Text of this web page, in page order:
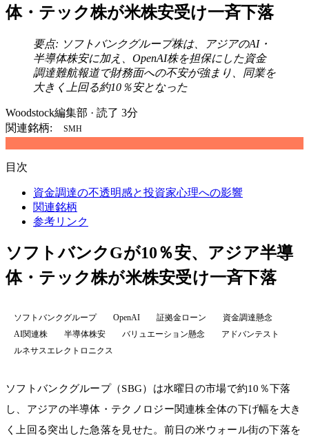
体・テック株が米株安受け一斉下落
要点: ソフトバンクグループ株は、アジアのAI・
半導体株安に加え、OpenAI株を担保にした資金
調達難航報道で財務面への不安が強まり、同業を
大きく上回る約10％安となった
Woodstock編集部 · 読了 3分
関連銘柄:
SMH
目次
資金調達の不透明感と投資家心理への影響
関連銘柄
参考リンク
ソフトバンクGが10％安、アジア半導
体・テック株が米株安受け一斉下落
ソフトバンクグループ OpenAI 証拠金ローン
資金調達懸念
AI関連株
半導体株安 バリュエーション懸念
アドバンテスト
ルネサスエレクトロニクス
ソフトバンクグループ（SBG）は水曜日の市場で約10％下落
し、アジアの半導体・テクノロジー関連株全体の下げ幅を大き
く上回る突出した急落を見せた。前日の米ウォール街の下落を